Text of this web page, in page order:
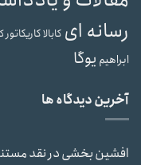
رسانه ای کابالاکاریکاتور
ابراهیم یوگا
آخرین دیدگاه ها
افشین بخشیدرنقد